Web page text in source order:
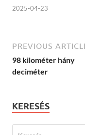
2025-04-23
PREVIOUS
98 kilométer hány
deciméter
KERESÉS